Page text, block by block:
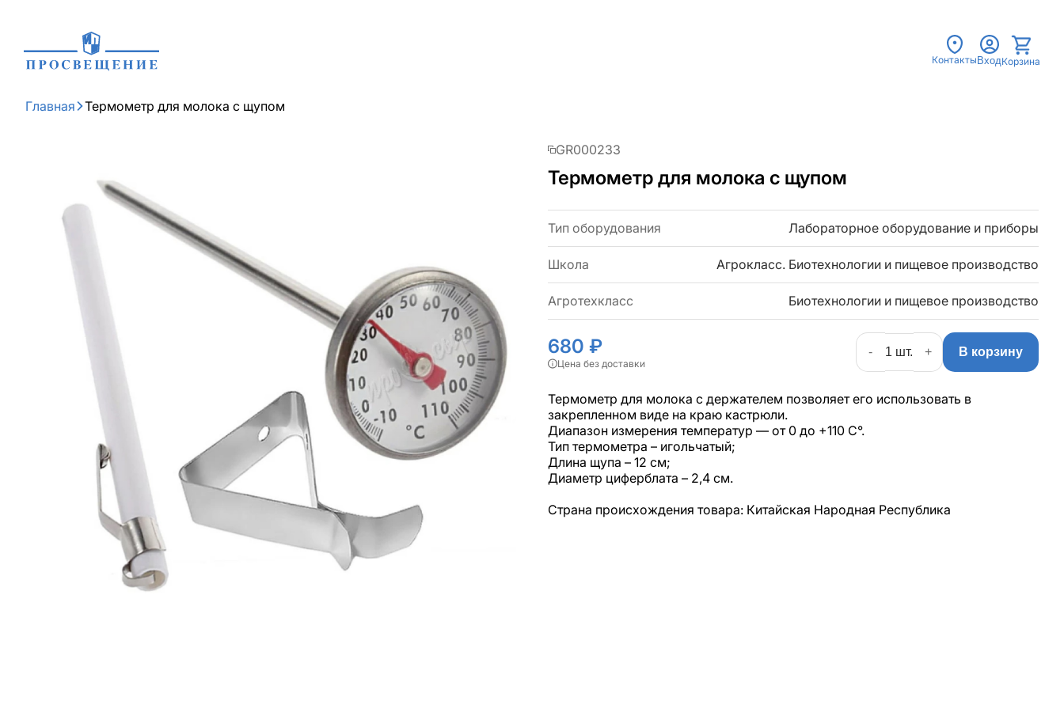
Контакты ВходКорзина
Главная Термометр для молока с щупом
GR000233
Термометр для молока с щупом
Тип оборудования Лабораторное оборудование и приборы
Школа Агрокласс. Биотехнологии и пищевое производство
Агротехкласс Биотехнологии и пищевое производство
680 ₽
Цена без доставки
- + В корзину
Термометр для молока с держателем позволяет его использовать в
закрепленном виде на краю кастрюли.
Диапазон измерения температур — от 0 до +110 С°.
Тип термометра – игольчатый;
Длина щупа – 12 см;
Диаметр циферблата – 2,4 см.
Страна происхождения товара: Китайская Народная Республика